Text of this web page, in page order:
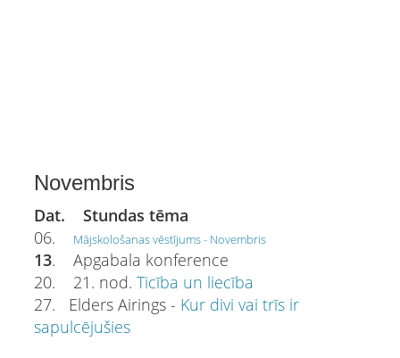
Novembris
Dat. Stundas tēma
06.
Mājskološanas vēstījums - Novembris
13. Apgabala konference
20. 21. nod. Ticība un liecība
27. Elders Airings - Kur divi vai trīs ir
sapulcējušies